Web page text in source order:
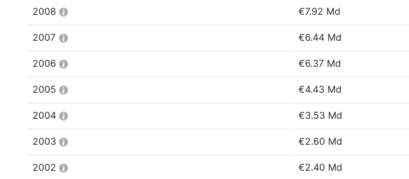
2008 €7.92 Md
2007 €6.44 Md
2006 €6.37 Md
2005 €4.43 Md
2004 €3.53 Md
2003 €2.60 Md
2002 €2.40 Md